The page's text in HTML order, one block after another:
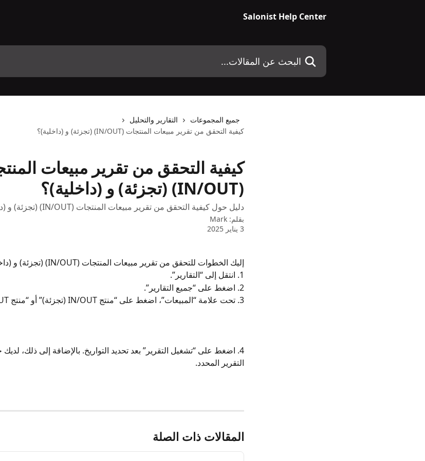
Salonist Help Center
البحث عن المقالات...
جميع المجموعات
التقارير والتحليل
كيفية التحقق من تقرير مبيعات المنتجات (IN/OUT) (تجزئة) و (داخلية)؟
كيفية التحقق من تقرير مبيعات
(IN/OUT) (تجزئة) و (داخلية)؟
دليل حول كيفية التحقق من تقرير مبيعات المنتجات (IN/OUT) (تجزئة) و (داخلية) في Salonist.
بقلم: Mark
3 يناير 2025
إليك الخطوات للتحقق من تقرير مبيعات المنتجات (IN/OUT) (تجزئة) و (داخلية):
1. انتقل إلى “التقارير”.
2. اضغط على “جميع التقارير”.
3. تحت علامة “المبيعات”، اضغط على “منتج IN/OUT (تجزئة)” أو “منتج IN/OUT (داخلية)”.
4. اضغط على “تشغيل التقرير” بعد تحديد التواريخ. بالإضافة إلى ذلك،
التقرير المحدد.
المقالات ذات الصلة